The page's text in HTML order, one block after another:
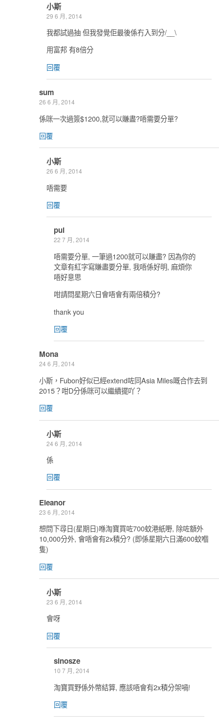
小斯
29 6 月, 2014
我都試過抽 但我發覺佢最後係冇入到分/__\
用富邦 有8倍分
回覆
sum
26 6 月, 2014
係咪一次過簽$1200,就可以賺盡?唔需要分單?
回覆
小斯
26 6 月, 2014
唔需要
回覆
pui
22 7 月, 2014
唔需要分單, 一筆過1200就可以賺盡? 因為你的
文章有紅字寫賺盡要分單, 我唔係好明, 麻煩你
唔好意思
咁請問星期六日會唔會有兩倍積分?
thank you
回覆
Mona
24 6 月, 2014
小斯，Fubon好似已經extend咗同Asia Miles嘅合作去到
2015？咁D分係咪可以繼續擺吖？
回覆
小斯
24 6 月, 2014
係
回覆
Eleanor
23 6 月, 2014
想問下尋日(星期日)喺淘寶買咗700蚊港紙嘢, 除咗額外
10,000分外, 會唔會有2x積分? (即係星期六日滿600蚊嗰
隻)
回覆
小斯
23 6 月, 2014
會呀
回覆
sinosze
10 7 月, 2014
淘寶買野係外幣結算, 應該唔會有2x積分架喎!
回覆